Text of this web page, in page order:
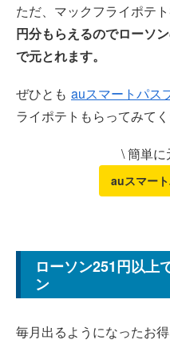
ただ、マックフライポテ
円分もらえるのでローソ
で元とれます。
ぜひとも auスマートパス
ライポテトもらってみてく
\ 簡単
auスマー
ローソン251円以上
ン
毎月出るようになったお